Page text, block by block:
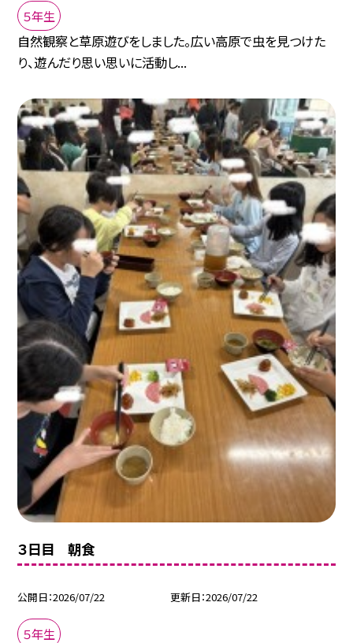
５年生
自然観察と草原遊びをしました。広い高原で虫を見つけた
り、遊んだり思い思いに活動し...
３日目 朝食
公開日 2026/07/22 更新日 2026/07/22
５年生